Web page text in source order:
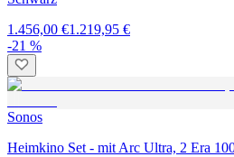
1.456,00 €1.219,95 €
-21 %
Sonos
Heimkino Set - mit Arc Ultra, 2 Era